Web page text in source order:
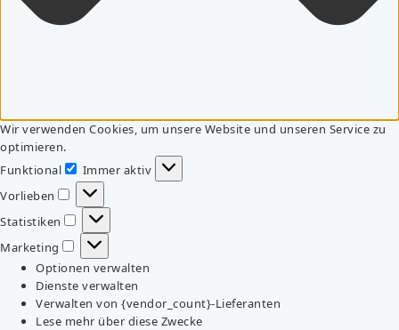
Wir verwenden Cookies, um unsere Website und unseren Service zu
optimieren.
Funktional
Funktional
Immer aktiv
Vorlieben
Vorlieben
Statistiken
Statistiken
Marketing
Marketing
Optionen verwalten
Dienste verwalten
Verwalten von {vendor_count}-Lieferanten
Lese mehr über diese Zwecke